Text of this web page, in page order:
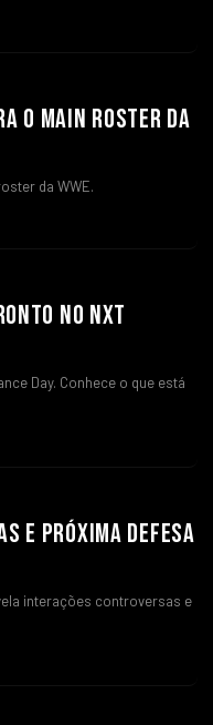
O MAIN ROSTER DA
da WWE.
NO NXT
Day. Conhece o que está
E PRÓXIMA DEFESA
interações controversas e